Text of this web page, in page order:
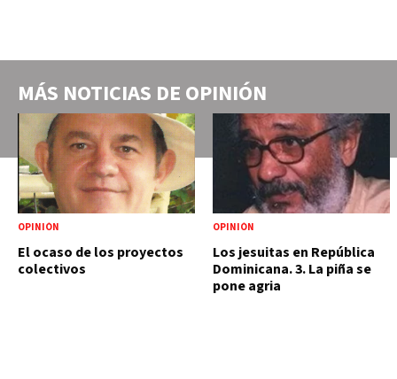
MÁS NOTICIAS DE OPINIÓN
OPINIÓN
El ocaso de los proyectos
colectivos
OPINIÓN
Los jesuitas en República
Dominicana. 3. La piña se
pone agria